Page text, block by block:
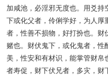
加咸池，必淫邪无度也。用爻
下或化父者，伶俐学好，为人
者，性善不损物，好打扮也。
赌也。财伏鬼下，或化鬼者，
美，性安和有材识，能掌管财
者寿促，财下伏兄者，多灾，财